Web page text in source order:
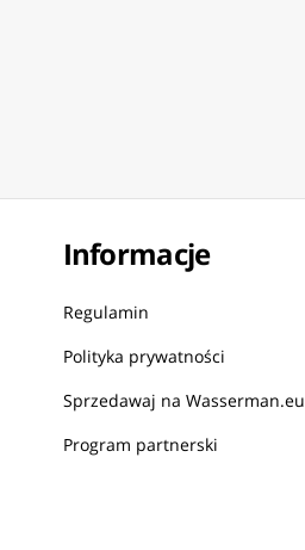
Informacje
Regulamin
Polityka prywatności
Sprzedawaj na Wasserman.eu
Program partnerski